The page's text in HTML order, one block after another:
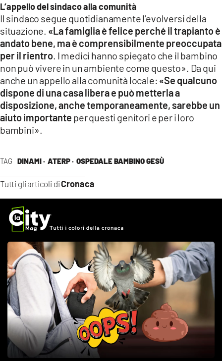
TAG DINAMI · ATERP · OSPEDALE BAMBINO GESÙ
Tutti gli articoli diCronaca
L’appello del sindaco alla comunità
Il sindaco segue quotidianamente l’evolversi della
situazione. «La famiglia è felice perché il trapianto è
andato bene, ma è comprensibilmente preoccupata
per il rientro . I medici hanno spiegato che il bambino
non può vivere in un ambiente come questo». Da qui
anche un appello alla comunità locale: «Se qualcuno
dispone di una casa libera e può metterla a
disposizione, anche temporaneamente, sarebbe un
aiuto importante per questi genitori e per i loro
bambini».